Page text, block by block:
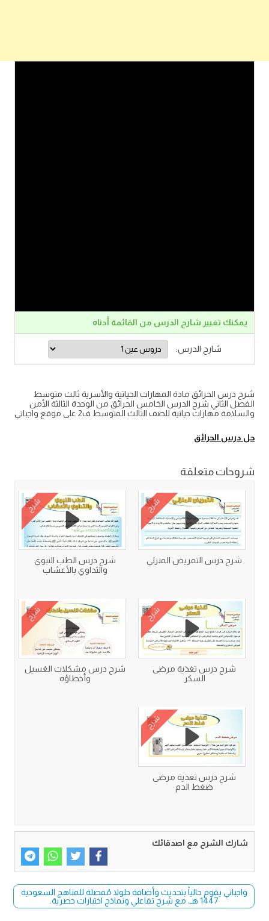
يمكنك تغيير شارح الدرس من القائمة أدناه
شارح الدرس:
شرح درس الحرائق مادة المهارات الحياتية والأسرية ثالث متوسط
الفصل الثاني شرح الدرس الخامس الحرائق من الوحدة الثالثة الأمن
والسلامة مهارات حياتية للصف الثالث المتوسط ف2 على موقع واجباتي
حل درس الحرائق
شروحات متعلقة
شرح
شرح درس التمريض المنزلي
شرح
شرح درس الطب النبوي
والتداوي بالأعشاب
شرح
شرح درس تغذية مرضى
السكر
شرح
شرح درس مشكلات الغسيل
وأخطاؤه
شرح
شرح درس تغذية مرضى
ضغط الدم
شارك الشرح مع اصدقائك
واجباتي يقوم حالياً بتحديث وأضافة حلولا مُفصلة للمناهج السعودية
1447 هـ، مع شرح تفاعلي ونماذج اختبارات حصرية.